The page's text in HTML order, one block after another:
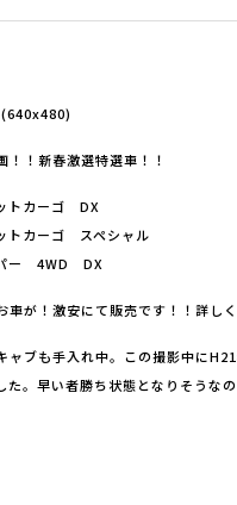
！！新春激選特選車！！
トカーゴ DX
トカーゴ スペシャル
ー 4WD DX
車が！激安にて販売です！！詳し
ャブも手入れ中。この撮影中に
た。早い者勝ち状態となりそうな